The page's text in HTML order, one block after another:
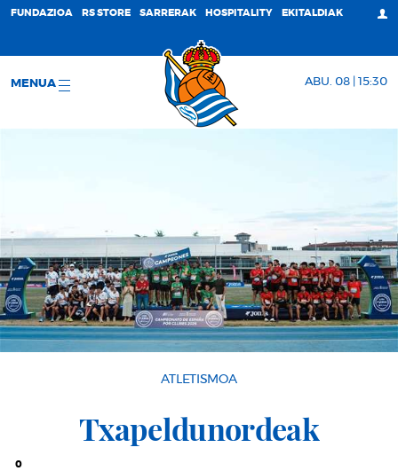
FUNDAZIOA RS STORE SARRERAK HOSPITALITY EKITALDIAK
MENUA ABU. 08 | 15:30
ATLETISMOA
Txapeldunordeak
0